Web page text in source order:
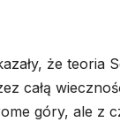
że teoria
całą
góry, ale z